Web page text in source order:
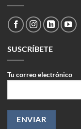
SUSCRÍBETE
Tu correo electrónico